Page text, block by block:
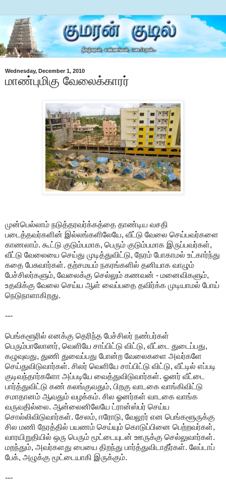
Wednesday, December 1, 2010
மாண்புமிகு வேலைக்காரர்
முன்பெல்லாம் நடுத்தரவர்க்கத்தை தாண்டிய வசதி
படைத்தவர்களின் இல்லங்களிலேயே, வீட்டு வேலை செய்பவர்களை
காணலாம். கூட்டு குடும்பமாக, பெரும் குடும்பமாக இருப்பவர்கள்,
வீட்டு வேலையை செய்து முடித்துவிட்டு, நேரம் போகாமல் உட்கார்ந்து
கதை பேசுவார்கள். தற்சமயம் நகரங்களில் தனியாக வாழும்
பேச்சிலர்களும், வேலைக்கு செல்லும் கணவன் - மனைவிகளும்,
உதவிக்கு வேலை செய்ய ஆள் வைப்பதை தவிர்க்க முடியாமல் போய்
நெடுநாளாகிறது.
---
பெங்களூரில் எனக்கு தெரிந்த பேச்சிலர் நண்பர்கள்
பெரும்பாலோனர், வெளியே சாப்பிட்டு விட்டு, வீட்டை துடைப்பது,
கழுவுவது, துணி துவைப்பது போன்ற வேலைகளை அவர்களே
செய்துவிடுவார்கள். சிலர் வெளியே சாப்பிட்டு விட்டு, வீட்டில் எப்படி
குடிவந்தார்களோ அப்படியே வைத்துவிடுவார்கள். ஓனர் வீட்டை
பார்த்துவிட்டு கண் கலங்குவதும், பிறகு வாடகை வாங்கிவிட்டு
சமாதானம் ஆவதும் வழக்கம். சில ஓனர்கள் வாடகை வாங்க
வருவதில்லை. ஆன்லைனிலேயே ட்ரான்ஸ்பர் செய்ய
சொல்லிவிடுவார்கள். சேலம், ஈரோடு, வேலூர் என பெங்களூருக்கு
சில மணி நேரத்தில் பயணம் செய்யும் கொடுப்பினை பெற்றவர்கள்,
வாரயிறுதியில் ஒரு பெரும் மூட்டையுடன் ஊருக்கு செல்லுவார்கள்.
மறந்தும், அவர்களது பையை திறந்து பார்த்துவிடாதீர்கள். லேப்டாப்
பேக், அழுக்கு மூட்டையாகி இருக்கும்.
---